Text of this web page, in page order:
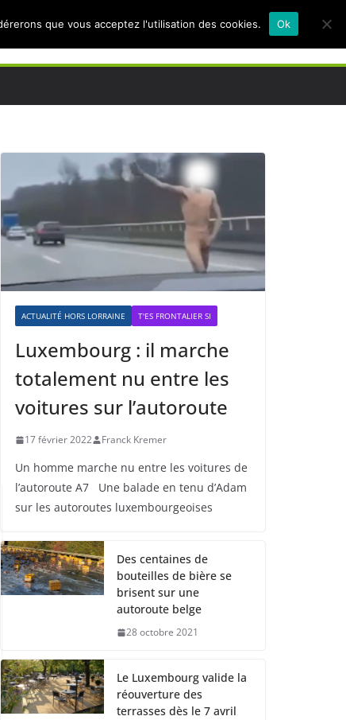
ACTUALITÉ HORS LORRAINE T'ES FRONTALIER SI
Luxembourg : il marche
totalement nu entre les
voitures sur l’autoroute
17 février 2022 Franck Kremer
Un homme marche nu entre les voitures de
l’autoroute A7 Une balade en tenu d’Adam
sur les autoroutes luxembourgeoises
Des centaines de
bouteilles de bière se
brisent sur une
autoroute belge
28 octobre 2021
Le Luxembourg valide la
réouverture des
terrasses dès le 7 avril
que vous acceptez l'utilisation des cookies. Ok